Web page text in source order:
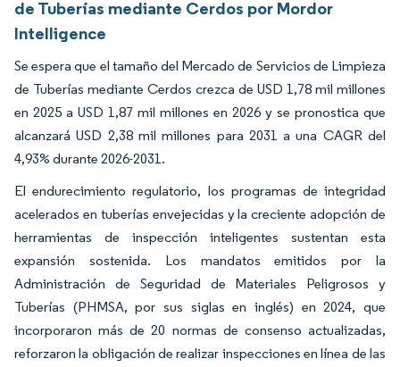
de Tuberías mediante Cerdos por Mordor
Intelligence
Se espera que el tamaño del Mercado de Servicios de Limpieza
de Tuberías mediante Cerdos crezca de USD 1,78 mil millones
en 2025 a USD 1,87 mil millones en 2026 y se pronostica que
alcanzará USD 2,38 mil millones para 2031 a una CAGR del
4,93% durante 2026-2031.
El endurecimiento regulatorio, los programas de integridad
acelerados en tuberías envejecidas y la creciente adopción de
herramientas de inspección inteligentes sustentan esta
expansión sostenida. Los mandatos emitidos por la
Administración de Seguridad de Materiales Peligrosos y
Tuberías (PHMSA, por sus siglas en inglés) en 2024, que
incorporaron más de 20 normas de consenso actualizadas,
reforzaron la obligación de realizar inspecciones en línea de las